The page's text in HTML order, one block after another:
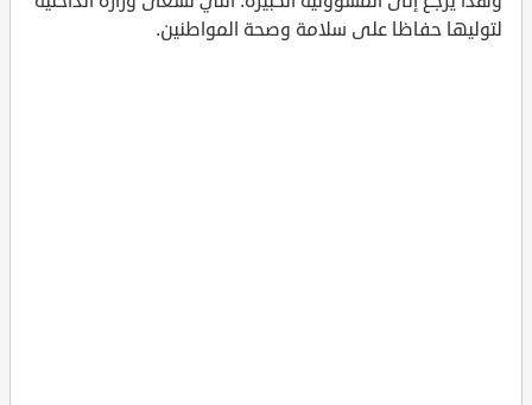
لتوليها حفاظا على سلامة وصحة المواطنين.